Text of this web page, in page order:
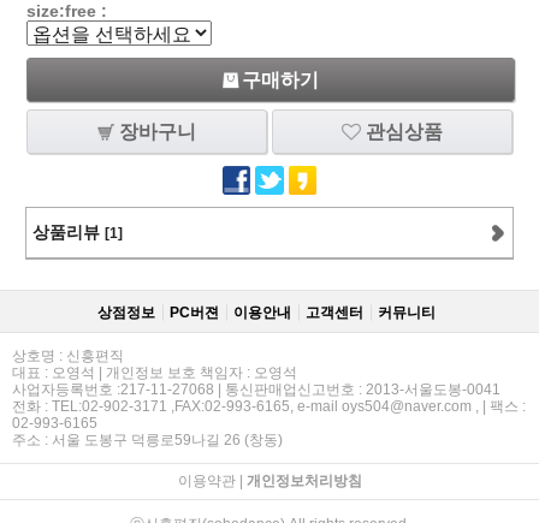
size:free :
구매하기
장바구니 관심상품
상품리뷰 [1]
상점정보 PC버젼 이용안내 고객센터 커뮤니티
상호명 : 신흥편직
대표 : 오영석 | 개인정보 보호 책임자 : 오영석
사업자등록번호 :217-11-27068 | 통신판매업신고번호 : 2013-서울도봉-0041
전화 : TEL:02-902-3171 ,FAX:02-993-6165, e-mail oys504@naver.com , | 팩스 :
02-993-6165
주소 : 서울 도봉구 덕릉로59나길 26 (창동)
이용약관| 개인정보처리방침